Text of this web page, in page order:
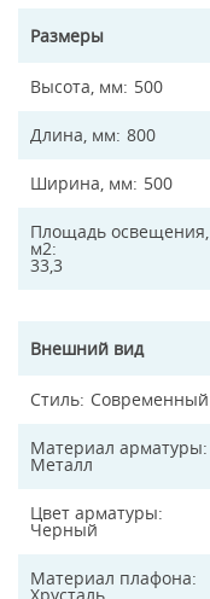
Размеры
Высота, мм 500
Длина, мм 800
Ширина, мм 500
Площадь освещения,
м2
33,3
Внешний вид
Стиль Современный
Материал арматуры
Металл
Цвет арматуры
Черный
Материал плафона